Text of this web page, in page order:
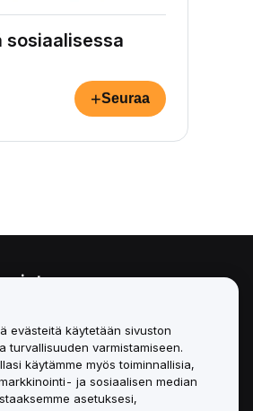
sosiaalisessa
+Seuraa
säilytys- ja
evästeitä käytetään sivuston
turvallisuuden varmistamiseen.
käytämme myös toiminnallisia,
ja sosiaalisen median
asetuksesi,